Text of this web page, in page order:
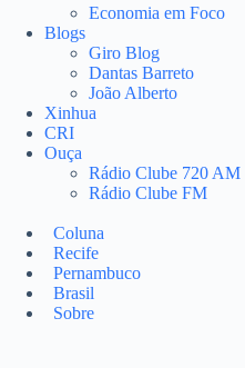
Economia em Foco
Blogs
Giro Blog
Dantas Barreto
João Alberto
Xinhua
CRI
Ouça
Rádio Clube 720 AM
Rádio Clube FM
Coluna
Recife
Pernambuco
Brasil
Sobre